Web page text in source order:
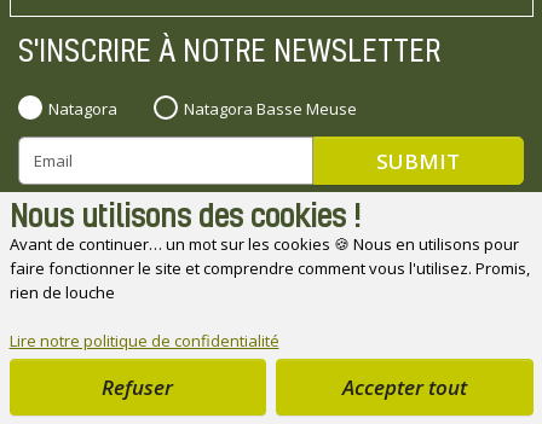
Nous utilisons des cookies !
Avant de continuer… un mot sur les cookies 🍪 Nous en utilisons pour
faire fonctionner le site et comprendre comment vous l'utilisez. Promis,
rien de louche
Lire notre politique de confidentialité
Refuser Accepter tout
S'INSCRIRE À NOTRE NEWSLETTER
Natagora Natagora Basse Meuse
Natagora souhaite remercier ses partenaires